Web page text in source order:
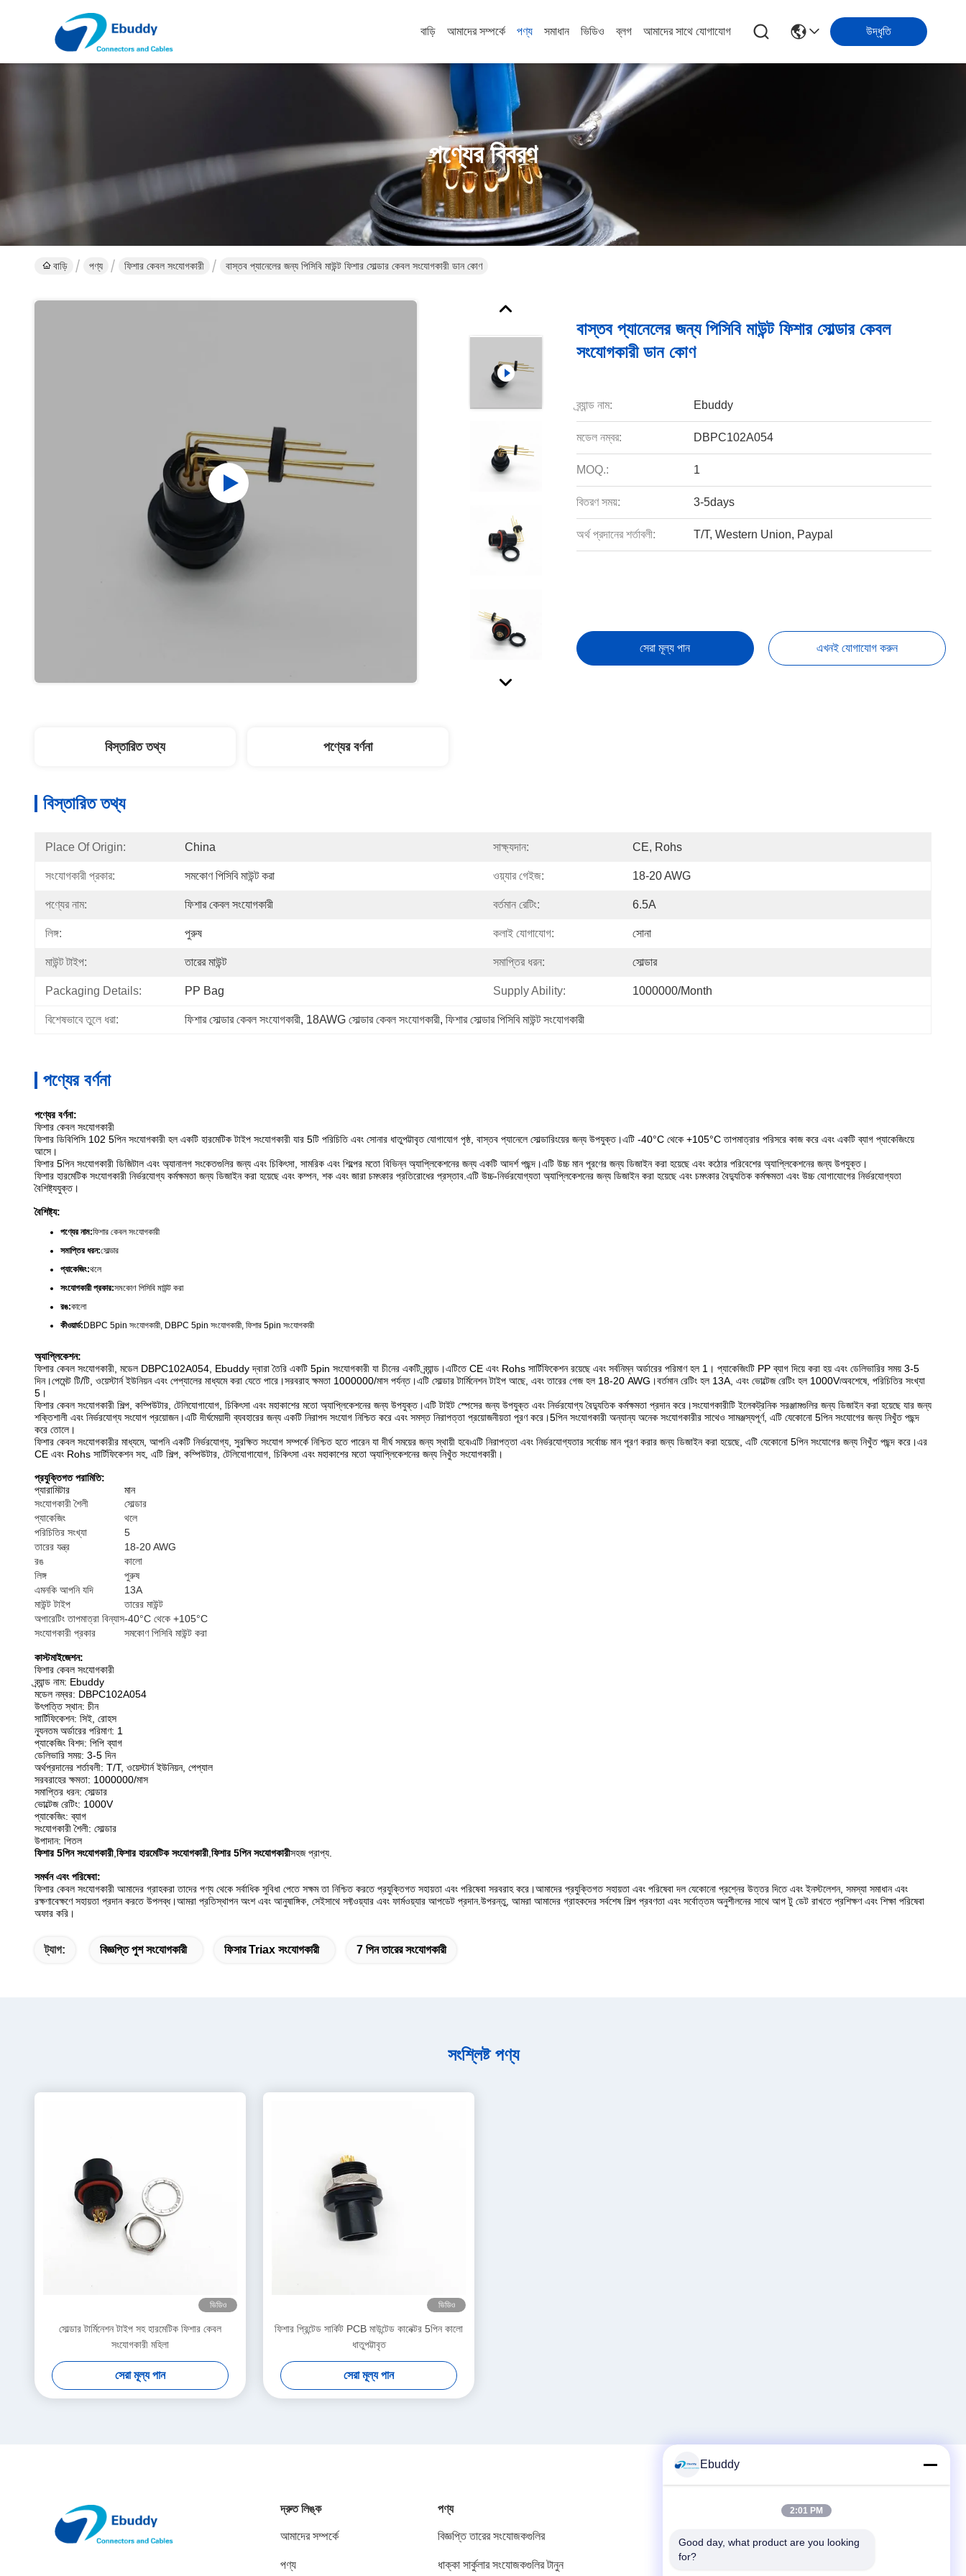
বাড়ি আমাদের সম্পর্কে পণ্য সমাধান ভিডিও ব্লগ আমাদের সাথে যোগাযোগ উদ্ধৃতি
পণ্যের বিবরণ
বাড়ি পণ্য ফিশার কেবল সংযোগকারী বাস্তব প্যানেলের জন্য পিসিবি মাউন্ট ফিশার সোল্ডার কেবল সংযোগকারী ডান কোণ
বাস্তব প্যানেলের জন্য পিসিবি মাউন্ট ফিশার সোল্ডার কেবল
সংযোগকারী ডান কোণ
ব্র্যান্ড নাম: Ebuddy
মডেল নম্বর: DBPC102A054
MOQ.: 1
বিতরণ সময়: 3-5days
অর্থ প্রদানের শর্তাবলী: T/T, Western Union, Paypal
সেরা মূল্য পান এখনই যোগাযোগ করুন
বিস্তারিত তথ্য পণ্যের বর্ণনা
বিস্তারিত তথ্য
Place Of Origin: China সাক্ষ্যদান: CE, Rohs
সংযোগকারী প্রকার: সমকোণ পিসিবি মাউন্ট করা ওয়্যার গেইজ: 18-20 AWG
পণ্যের নাম: ফিশার কেবল সংযোগকারী বর্তমান রেটিং: 6.5A
লিঙ্গ: পুরুষ কলাই যোগাযোগ: সোনা
মাউন্ট টাইপ: তারের মাউন্ট সমাপ্তির ধরন: সোল্ডার
Packaging Details: PP Bag Supply Ability: 1000000/month
বিশেষভাবে তুলে ধরা: ফিশার সোল্ডার কেবল সংযোগকারী, 18AWG সোল্ডার কেবল সংযোগকারী, ফিশার সোল্ডার পিসিবি মাউন্ট সংযোগকারী
পণ্যের বর্ণনা
পণ্যের বর্ণনা:
ফিশার কেবল সংযোগকারী
ফিশার ডিবিপিসি 102 5পিন সংযোগকারী হল একটি হারমেটিক টাইপ সংযোগকারী যার 5টি পরিচিতি এবং সোনার ধাতুপট্টাবৃত যোগাযোগ পৃষ্ঠ, বাস্তব প্যানেলে সোল্ডারিংয়ের জন্য উপযুক্ত।এটি -40°C থেকে +105°C তাপমাত্রার পরিসরে কাজ করে এবং একটি ব্যাগ প্যাকেজিংয়ে
আসে।
ফিশার 5পিন সংযোগকারী ডিজিটাল এবং অ্যানালগ সংকেতগুলির জন্য এবং চিকিৎসা, সামরিক এবং শিল্পের মতো বিভিন্ন অ্যাপ্লিকেশনের জন্য একটি আদর্শ পছন্দ।এটি উচ্চ মান পূরণের জন্য ডিজাইন করা হয়েছে এবং কঠোর পরিবেশের অ্যাপ্লিকেশনের জন্য উপযুক্ত।
ফিশার হারমেটিক সংযোগকারী নির্ভরযোগ্য কর্মক্ষমতা জন্য ডিজাইন করা হয়েছে এবং কম্পন, শক এবং জারা চমৎকার প্রতিরোধের প্রস্তাব.এটি উচ্চ-নির্ভরযোগ্যতা অ্যাপ্লিকেশনের জন্য ডিজাইন করা হয়েছে এবং চমৎকার বৈদ্যুতিক কর্মক্ষমতা এবং উচ্চ যোগাযোগের নির্ভরযোগ্যতা
বৈশিষ্ট্যযুক্ত।
বৈশিষ্ট্য:
পণ্যের নাম:ফিশার কেবল সংযোগকারী
সমাপ্তির ধরন:সোল্ডার
প্যাকেজিং:থলে
সংযোগকারী প্রকার:সমকোণ পিসিবি মাউন্ট করা
রঙ:কালো
কীওয়ার্ড: DBPC 5pin সংযোগকারী, DBPC 5pin সংযোগকারী, ফিশার 5pin সংযোগকারী
অ্যাপ্লিকেশন:
ফিশার কেবল সংযোগকারী, মডেল DBPC102A054, Ebuddy দ্বারা তৈরি একটি 5pin সংযোগকারী যা চীনের একটি ব্র্যান্ড।এটিতে CE এবং Rohs সার্টিফিকেশন রয়েছে এবং সর্বনিম্ন অর্ডারের পরিমাণ হল 1। প্যাকেজিংটি PP ব্যাগ দিয়ে করা হয় এবং ডেলিভারির সময় 3-5
দিন।পেমেন্ট টি/টি, ওয়েস্টার্ন ইউনিয়ন এবং পেপ্যালের মাধ্যমে করা যেতে পারে।সরবরাহ ক্ষমতা 1000000/মাস পর্যন্ত।এটি সোল্ডার টার্মিনেশন টাইপ আছে, এবং তারের গেজ হল 18-20 AWG।বর্তমান রেটিং হল 13A, এবং ভোল্টেজ রেটিং হল 1000V৷অবশেষে, পরিচিতির সংখ্যা
5।
ফিশার কেবল সংযোগকারী শিল্প, কম্পিউটার, টেলিযোগাযোগ, চিকিৎসা এবং মহাকাশের মতো অ্যাপ্লিকেশনের জন্য উপযুক্ত।এটি টাইট স্পেসের জন্য উপযুক্ত এবং নির্ভরযোগ্য বৈদ্যুতিক কর্মক্ষমতা প্রদান করে।সংযোগকারীটি ইলেকট্রনিক সরঞ্জামগুলির জন্য ডিজাইন করা হয়েছে যার জন্য
শক্তিশালী এবং নির্ভরযোগ্য সংযোগ প্রয়োজন।এটি দীর্ঘমেয়াদী ব্যবহারের জন্য একটি নিরাপদ সংযোগ নিশ্চিত করে এবং সমস্ত নিরাপত্তা প্রয়োজনীয়তা পূরণ করে।5পিন সংযোগকারী অন্যান্য অনেক সংযোগকারীর সাথেও সামঞ্জস্যপূর্ণ, এটি যেকোনো 5পিন সংযোগের জন্য নিখুঁত পছন্দ
করে তোলে।
ফিশার কেবল সংযোগকারীর মাধ্যমে, আপনি একটি নির্ভরযোগ্য, সুরক্ষিত সংযোগ সম্পর্কে নিশ্চিত হতে পারেন যা দীর্ঘ সময়ের জন্য স্থায়ী হবে৷এটি নিরাপত্তা এবং নির্ভরযোগ্যতার সর্বোচ্চ মান পূরণ করার জন্য ডিজাইন করা হয়েছে, এটি যেকোনো 5পিন সংযোগের জন্য নিখুঁত পছন্দ করে।এর
CE এবং Rohs সার্টিফিকেশন সহ, এটি শিল্প, কম্পিউটার, টেলিযোগাযোগ, চিকিৎসা এবং মহাকাশের মতো অ্যাপ্লিকেশনের জন্য নিখুঁত সংযোগকারী।
প্রযুক্তিগত পরামিতি:
প্যারামিটার
মান
সংযোগকারী শৈলী
সোল্ডার
প্যাকেজিং
থলে
পরিচিতির সংখ্যা
5
তারের যন্ত্র
18-20 AWG
রঙ
কালো
লিঙ্গ
পুরুষ
এমনকি আপনি যদি
13A
মাউন্ট টাইপ
তারের মাউন্ট
অপারেটিং তাপমাত্রা বিন্যাস-40°C থেকে +105°C
সংযোগকারী প্রকার
সমকোণ পিসিবি মাউন্ট করা
কাস্টমাইজেশন:
ফিশার কেবল সংযোগকারী
ব্র্যান্ড নাম: Ebuddy
মডেল নম্বর: DBPC102A054
উৎপত্তি স্থান: চীন
সার্টিফিকেশন: সিই, রোহস
ন্যূনতম অর্ডারের পরিমাণ: 1
প্যাকেজিং বিশদ: পিপি ব্যাগ
ডেলিভারি সময়: 3-5 দিন
অর্থপ্রদানের শর্তাবলী: T/T, ওয়েস্টার্ন ইউনিয়ন, পেপ্যাল
সরবরাহের ক্ষমতা: 1000000/মাস
সমাপ্তির ধরন: সোল্ডার
ভোল্টেজ রেটিং: 1000V
প্যাকেজিং: ব্যাগ
সংযোগকারী শৈলী: সোল্ডার
উপাদান: পিতল
ফিশার 5পিন সংযোগকারী ফিশার হারমেটিক সংযোগকারী ফিশার 5পিন সংযোগকারীসহজ প্রাপ্য.
সমর্থন এবং পরিষেবা:
ফিশার কেবল সংযোগকারী আমাদের গ্রাহকরা তাদের পণ্য থেকে সর্বাধিক সুবিধা পেতে সক্ষম তা নিশ্চিত করতে প্রযুক্তিগত সহায়তা এবং পরিষেবা সরবরাহ করে।আমাদের প্রযুক্তিগত সহায়তা এবং পরিষেবা দল যেকোনো প্রশ্নের উত্তর দিতে এবং ইনস্টলেশন, সমস্যা সমাধান এবং
রক্ষণাবেক্ষণে সহায়তা প্রদান করতে উপলব্ধ।আমরা প্রতিস্থাপন অংশ এবং আনুষাঙ্গিক, সেইসাথে সফ্টওয়্যার এবং ফার্মওয়্যার আপডেট প্রদান.উপরন্তু, আমরা আমাদের গ্রাহকদের সর্বশেষ শিল্প প্রবণতা এবং সর্বোত্তম অনুশীলনের সাথে আপ টু ডেট রাখতে প্রশিক্ষণ এবং শিক্ষা পরিষেবা
অফার করি।
ট্যাগ: বিজ্ঞপ্তি পুশ সংযোগকারী ফিসার Triax সংযোগকারী 7 পিন তারের সংযোগকারী
সংশ্লিষ্ট পণ্য
ভিডিও
সোল্ডার টার্মিনেশন টাইপ সহ হারমেটিক ফিশার কেবল
সংযোগকারী মহিলা
সেরা মূল্য পান
ভিডিও
ফিশার প্রিন্টেড সার্কিট PCB মাউন্টেড কানেক্টর 5পিন কালো
ধাতুপট্টাবৃত
সেরা মূল্য পান
দ্রুত লিঙ্ক
আমাদের সম্পর্কে
পণ্য
পণ্য
বিজ্ঞপ্তি তারের সংযোজকগুলির
ধাক্কা সার্কুলার সংযোজকগুলির টানুন
টেলিফোন
Ebuddy
2:01 PM
Good day, what product are you looking
for?